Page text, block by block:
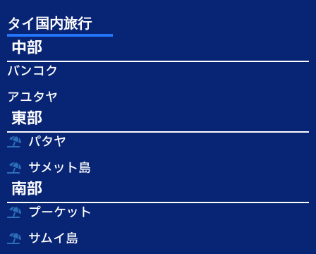
タイ国内旅行
中部
バンコク
アユタヤ
東部
パタヤ
サメット島
南部
プーケット
サムイ島